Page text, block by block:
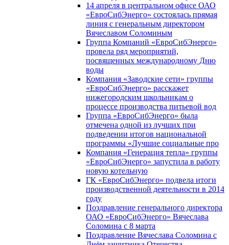
14 апреля в центральном офисе ОАО
«ЕвроСибЭнерго» состоялась прямая
линия с генеральным директором
Вячеславом Соломиным
Группа Компаний «ЕвроСибЭнерго»
провела ряд мероприятий,
посвященных международному Дню
воды
Компания «Заводские сети» группы
«ЕвроСибЭнерго» расскажет
нижегородским школьникам о
процессе производства питьевой вод
Группа «ЕвроСибЭнерго» была
отмечена одной из лучших при
подведении итогов национальной
программы «Лучшие социальные про
Компания «Генерация тепла» группы
«ЕвроСибЭнерго» запустила в работу
новую котельную
ГК «ЕвроСибЭнерго» подвела итоги
производственной деятельности в 2014
году
Поздравление генерального директора
ОАО «ЕвроСибЭнерго» Вячеслава
Соломина с 8 марта
Поздравление Вячеслава Соломина с